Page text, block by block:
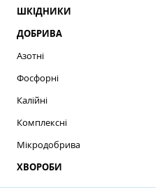
ШКІДНИКИ
ДОБРИВА
Азотні
Фосфорні
Калійні
Комплексні
Мікродобрива
ХВОРОБИ